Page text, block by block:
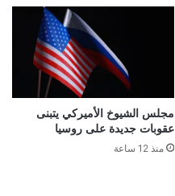
مجلس الشيوخ الأميركي يتبنى
عقوبات جديدة على روسيا
منذ 12 ساعة